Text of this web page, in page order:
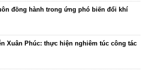
đồng hành trong ứng phó biến đổi khí
Xuân Phúc: thực hiện nghiêm túc công tác